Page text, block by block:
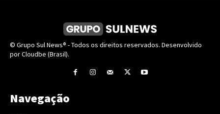
© Grupo Sul News® - Todos os direitos reservados. Desenvolvido
por Cloudbe (Brasil).
Navegação